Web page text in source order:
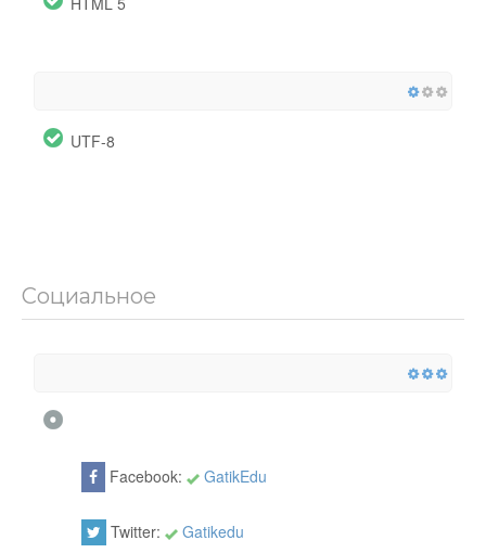
UTF-8
Социальное
Facebook: GatikEdu
Twitter: Gatikedu